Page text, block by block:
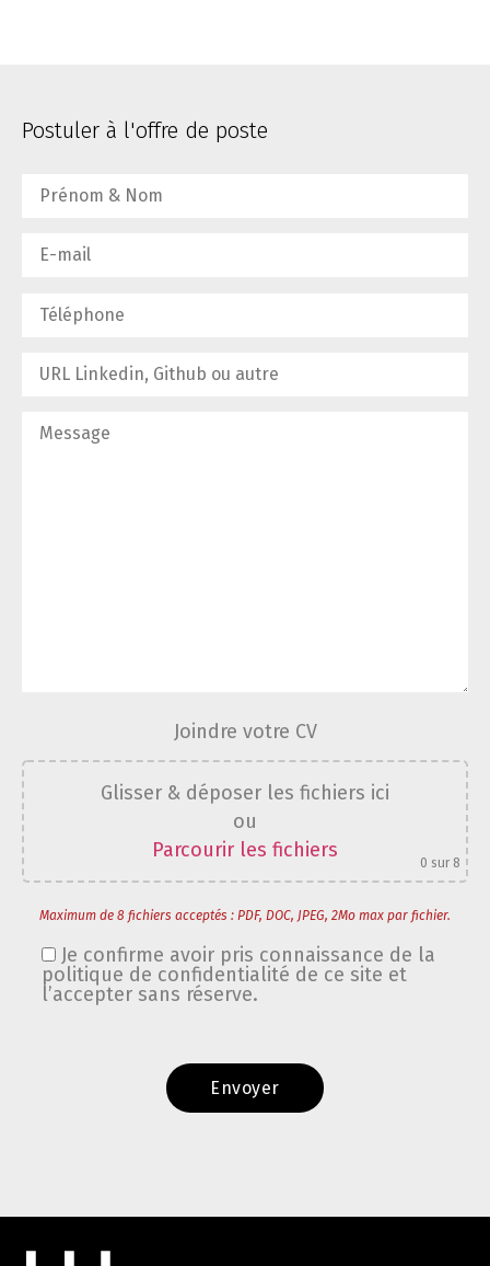
Postuler à l'offre de poste
Joindre votre CV
Glisser & déposer les fichiers ici
ou
Parcourir les fichiers
0 sur 8
Maximum de 8 fichiers acceptés : PDF, DOC, JPEG, 2Mo max par fichier.
Je confirme avoir pris connaissance de la
politique de confidentialité de ce site et
l’accepter sans réserve.